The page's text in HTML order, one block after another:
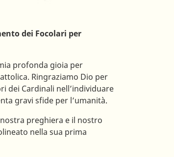
dei Focolari per
profonda gioia per
Ringraziamo Dio per
dei Cardinali nell’individuare
gravi sfide per l’umanità.
preghiera e il nostro
nella sua prima